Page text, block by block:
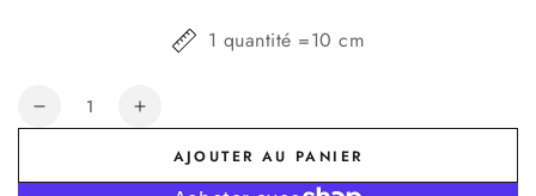
1 quantité =10 cm
Quantité
Réduire
Augmenter
quantité
AJOUTER AU PANIER